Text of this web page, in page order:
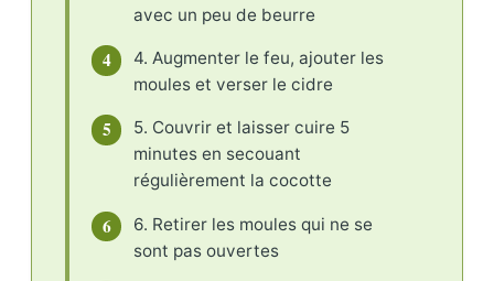
avec un peu de beurre
4
4. Augmenter le feu, ajouter les
moules et verser le cidre
5
5. Couvrir et laisser cuire 5
minutes en secouant
régulièrement la cocotte
6
6. Retirer les moules qui ne se
sont pas ouvertes